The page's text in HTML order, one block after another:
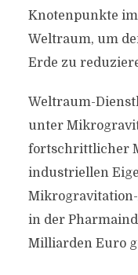
Knotenpunkte
Weltraum, um
Erde zu
Weltraum-
unter
fortschrittlicher
industriellen
in der
Milliarden Euro